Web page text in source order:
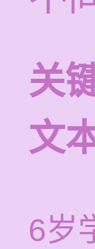
关
文
6岁